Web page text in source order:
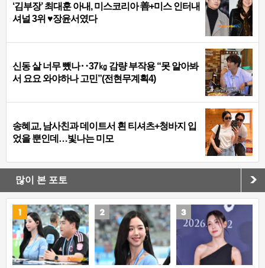
‘김부장’ 최대훈 아내, 미스코리아 善+미스 인터내
셔널 3위 ♥장윤서였다
신동 살 너무 뺐나‥37㎏ 감량 부작용 “못 알아봐
서 요요 와야하나 고민”(전현무계획4)
송혜교, 남사친과 데이트서 흰 티셔츠+청바지 입
었을 뿐인데…빛나는 미모
많이 본 포토